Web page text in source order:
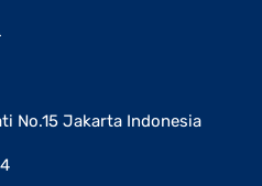
No.15 Jakarta Indonesia